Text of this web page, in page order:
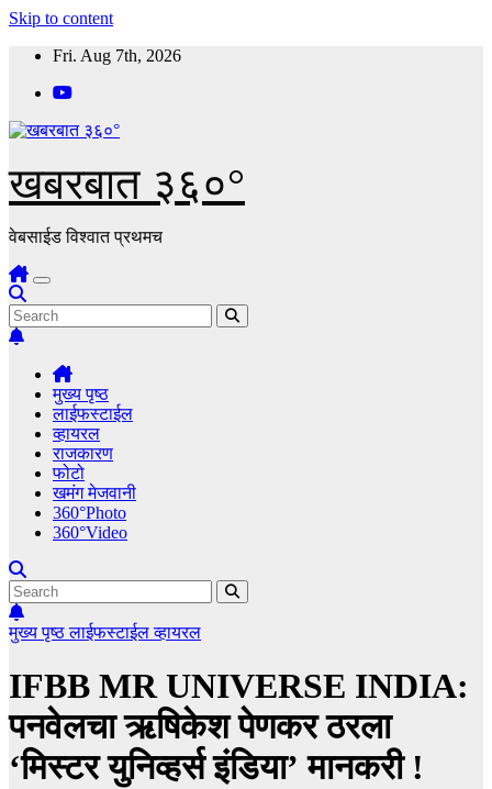
Skip to content
Fri. Aug 7th, 2026
खबरबात ३६०°
वेबसाईड विश्वात प्रथमच
मुख्य पृष्ठ
लाईफस्टाईल
व्हायरल
राजकारण
फोटो
खमंग मेजवानी
360°Photo
360°Video
मुख्य पृष्ठलाईफस्टाईलव्हायरल
IFBB MR UNIVERSE INDIA:
पनवेलचा ऋषिकेश पेणकर ठरला
‘मिस्टर युनिव्हर्स इंडिया’ मानकरी !